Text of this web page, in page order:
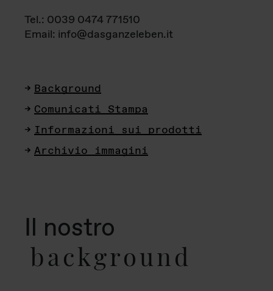
Tel.: 0039 0474 771510
Email: info@dasganzeleben.it
Background
Comunicati Stampa
Informazioni sui prodotti
Archivio immagini
Il nostro
background